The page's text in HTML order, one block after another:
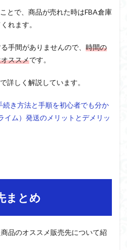
とで、商品が売れた時はFBA倉庫
れます。
手間がありませんので、 時間の
ススメです。
詳しく解説しています。
き方法と手順を初心者でも分か
ム）発送のメリットとデメリッ
まとめ
品のオススメ販売先について紹